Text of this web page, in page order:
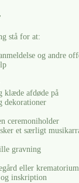
stå for at:
og andre
klæde afdøde på
dekorationer
ceremoniholder
et særligt
gravning
eller krematorium
inskription